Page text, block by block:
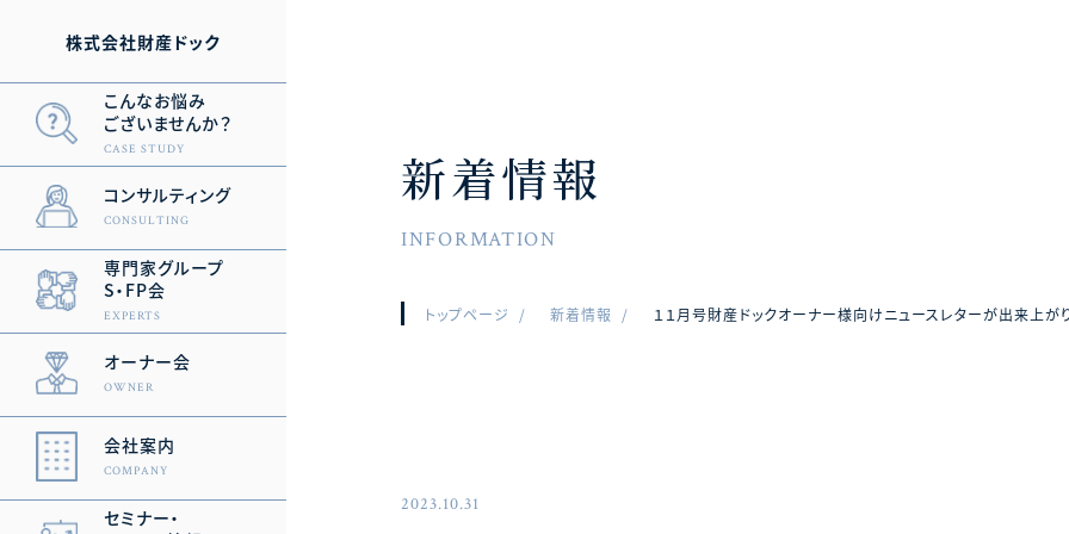
株式会社財産ドック
こんなお悩み
ございませんか？
CASE STUDY
コンサルティング
CONSULTING
専門家グループ
S・FP会
EXPERTS
オーナー会
OWNER
会社案内
COMPANY
セミナー・
新着情報
INFORMATION
トップページ 新着情報 １１月号財産ドックオーナー様向けニュースレターが出来上が
2023.10.31